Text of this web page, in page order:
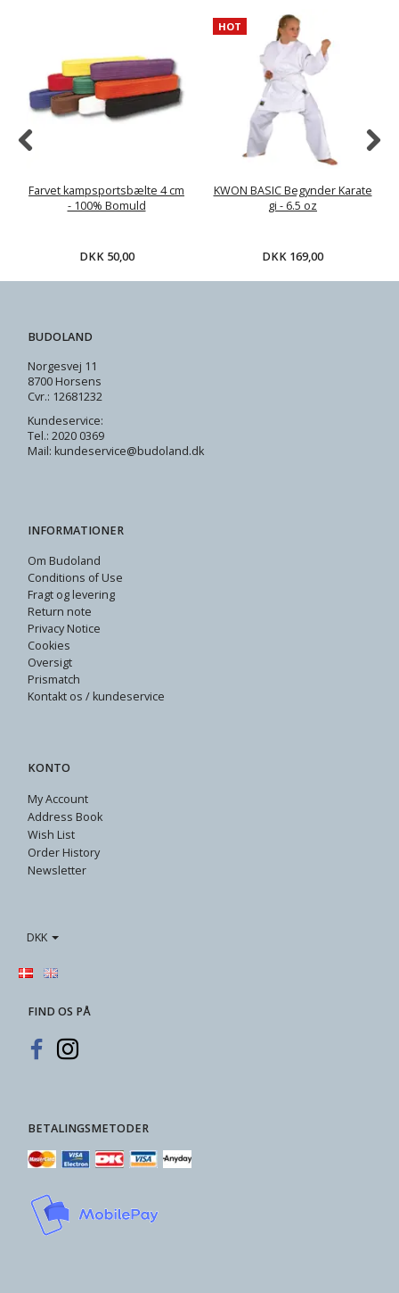
Farvet kampsportsbælte 4 cm
- 100% Bomuld
DKK 50,00
HOT
KWON BASIC Begynder Karate
gi - 6.5 oz
DKK 169,00
BUDOLAND
Norgesvej 11
8700 Horsens
Cvr.: 12681232
Kundeservice:
Tel.: 2020 0369
Mail: kundeservice@budoland.dk
INFORMATIONER
Om Budoland
Conditions of Use
Fragt og levering
Return note
Privacy Notice
Cookies
Oversigt
Prismatch
Kontakt os / kundeservice
KONTO
My Account
Address Book
Wish List
Order History
Newsletter
DKK
FIND OS PÅ
BETALINGSMETODER